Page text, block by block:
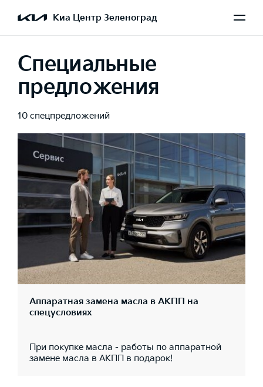
Киа Центр Зеленоград
Специальные
предложения
10 спецпредложений
Аппаратная замена масла в АКПП на
спецусловиях
При покупке масла - работы по аппаратной
замене масла в АКПП в подарок!